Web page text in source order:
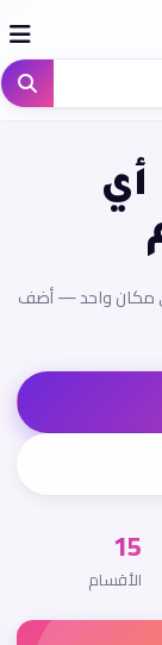
أي
مكان واحد — أضف
15
الأقسام